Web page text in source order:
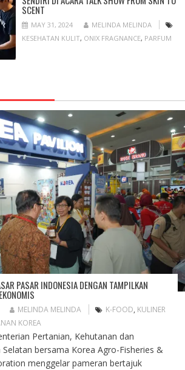
SCENT
MAY 31, 2024
MELINDA MELINDA
KESEHATAN KULIT, ONIX FRAGNANCE, PARFUM
PASAR INDONESIA DENGAN TAMPILKAN
MELINDA MELINDA K-FOOD, KULINER
KOREA
Pertanian, Kehutanan dan
bersama Korea Agro-Fisheries &
menggelar pameran bertajuk